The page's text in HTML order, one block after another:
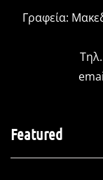
Γραφεία:
Featured